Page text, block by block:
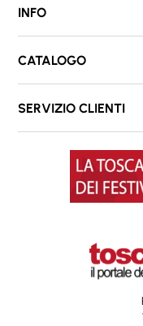
INFO
CATALOGO
SERVIZIO CLIENTI